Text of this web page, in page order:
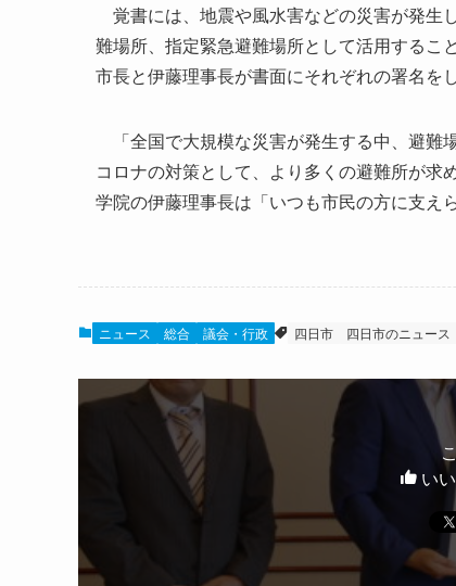
覚書には、地震や風水害などの災害が発生
難場所、指定緊急避難場所として活用するこ
市長と伊藤理事長が書面にそれぞれの署名をし
「全国で大規模な災害が発生する中、避難
コロナの対策として、より多くの避難所が
学院の伊藤理事長は「いつも市民の方に支え
ニュース 総合 議会・行政 四日市 四日市のニュース
い